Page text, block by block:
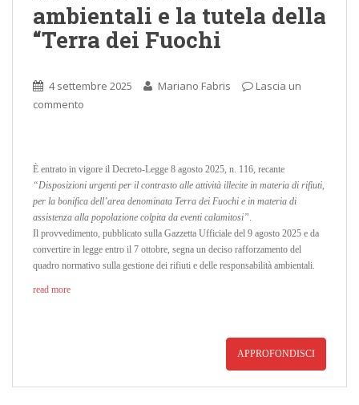
ambientali e la tutela della
“Terra dei Fuochi
4 settembre 2025 Mariano Fabris
Lascia un
commento
È entrato in vigore il Decreto-Legge 8 agosto 2025, n. 116, recante
“Disposizioni urgenti per il contrasto alle attività illecite in materia di rifiuti,
per la bonifica dell’area denominata Terra dei Fuochi e in materia di
assistenza alla popolazione colpita da eventi calamitosi”
Il provvedimento, pubblicato sulla Gazzetta Ufficiale del 9 agosto 2025 e da
convertire in legge entro il 7 ottobre, segna un deciso rafforzamento del
quadro normativo sulla gestione dei rifiuti e delle responsabilità ambientali.
read more
APPROFONDISCI